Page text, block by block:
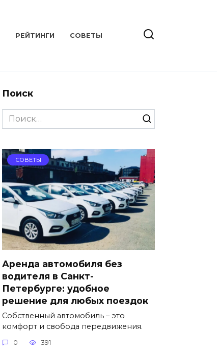
РЕЙТИНГИ СОВЕТЫ
Поиск
Search
for:
СОВЕТЫ
Аренда автомобиля без
водителя в Санкт-
Петербурге: удобное
решение для любых поездок
Собственный автомобиль – это
комфорт и свобода передвижения.
0 391